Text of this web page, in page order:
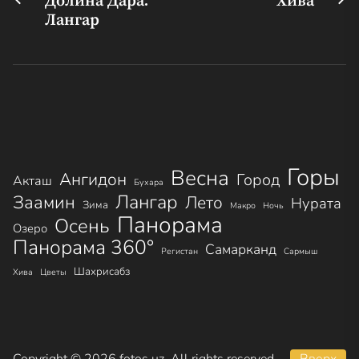
запись:Лангар
Акташ Ангидон Бухара Весна Город Горы
Заамин Зима Лангар Лето Макро Ночь Нурата
Озеро Осень Панорама
Панорама 360° Регистан Самарканд Сармыш
Хива
Цветы Шахрисабз